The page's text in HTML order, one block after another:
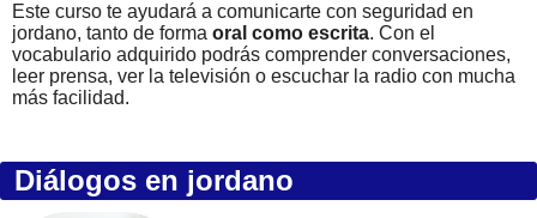
Este curso te ayudará a comunicarte con seguridad en
jordano, tanto de forma oral como escrita. Con el
vocabulario adquirido podrás comprender conversaciones,
leer prensa, ver la televisión o escuchar la radio con mucha
más facilidad.
Diálogos en jordano